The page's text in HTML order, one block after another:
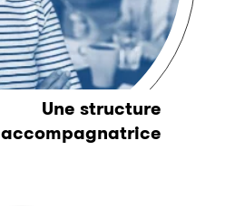
Une structure
accompagnatrice